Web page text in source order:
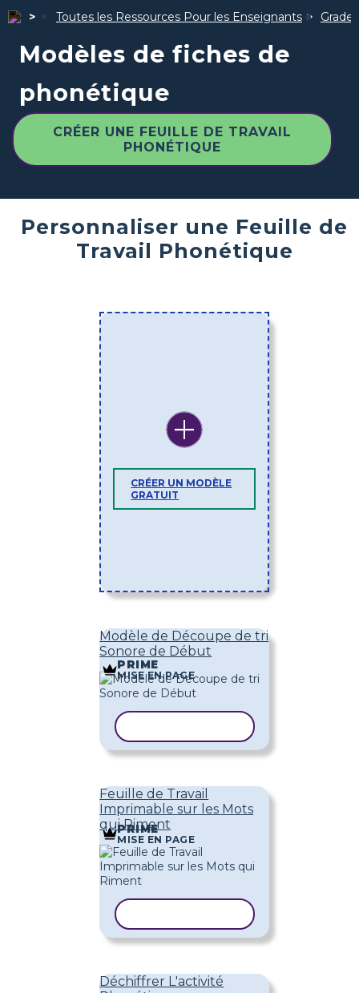
Toutes les Ressources Pour les Enseignants
Modèles de fiches de
phonétique
CRÉER UNE FEUILLE DE TRAVAIL
PHONÉTIQUE
Personnaliser une Feuille de
Travail Phonétique
CRÉER UN MODÈLE
GRATUIT
Modèle de Découpe de tri
Sonore de Début
PRIME
MISE EN PAGE
Feuille de Travail
Imprimable sur les Mots
qui Riment
PRIME
MISE EN PAGE
Déchiffrer L'activité